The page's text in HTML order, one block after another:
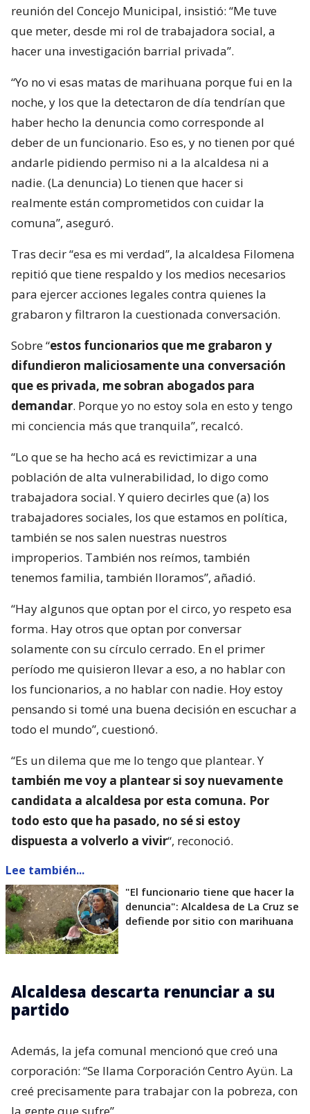
reunión del Concejo Municipal, insistió: “Me tuve
que meter, desde mi rol de trabajadora social, a
hacer una investigación barrial privada”.
“Yo no vi esas matas de marihuana porque fui en la
noche, y los que la detectaron de día tendrían que
haber hecho la denuncia como corresponde al
deber de un funcionario. Eso es, y no tienen por qué
andarle pidiendo permiso ni a la alcaldesa ni a
nadie. (La denuncia) Lo tienen que hacer si
realmente están comprometidos con cuidar la
comuna”, aseguró.
Tras decir “esa es mi verdad”, la alcaldesa Filomena
repitió que tiene respaldo y los medios necesarios
para ejercer acciones legales contra quienes la
grabaron y filtraron la cuestionada conversación.
Sobre “estos funcionarios que me grabaron y
difundieron maliciosamente una conversación
que es privada, me sobran abogados para
demandar. Porque yo no estoy sola en esto y tengo
mi conciencia más que tranquila”, recalcó.
“Lo que se ha hecho acá es revictimizar a una
población de alta vulnerabilidad, lo digo como
trabajadora social. Y quiero decirles que (a) los
trabajadores sociales, los que estamos en política,
también se nos salen nuestras nuestros
improperios. También nos reímos, también
tenemos familia, también lloramos”, añadió.
“Hay algunos que optan por el circo, yo respeto esa
forma. Hay otros que optan por conversar
solamente con su círculo cerrado. En el primer
período me quisieron llevar a eso, a no hablar con
los funcionarios, a no hablar con nadie. Hoy estoy
pensando si tomé una buena decisión en escuchar a
todo el mundo”, cuestionó.
“Es un dilema que me lo tengo que plantear. Y
también me voy a plantear si soy nuevamente
candidata a alcaldesa por esta comuna. Por
todo esto que ha pasado, no sé si estoy
dispuesta a volverlo a vivir“, reconoció.
Lee también...
"El funcionario tiene que hacer la
denuncia": Alcaldesa de La Cruz se
defiende por sitio con marihuana
Alcaldesa descarta renunciar a su
partido
Además, la jefa comunal mencionó que creó una
corporación: “Se llama Corporación Centro Ayün. La
creé precisamente para trabajar con la pobreza, con